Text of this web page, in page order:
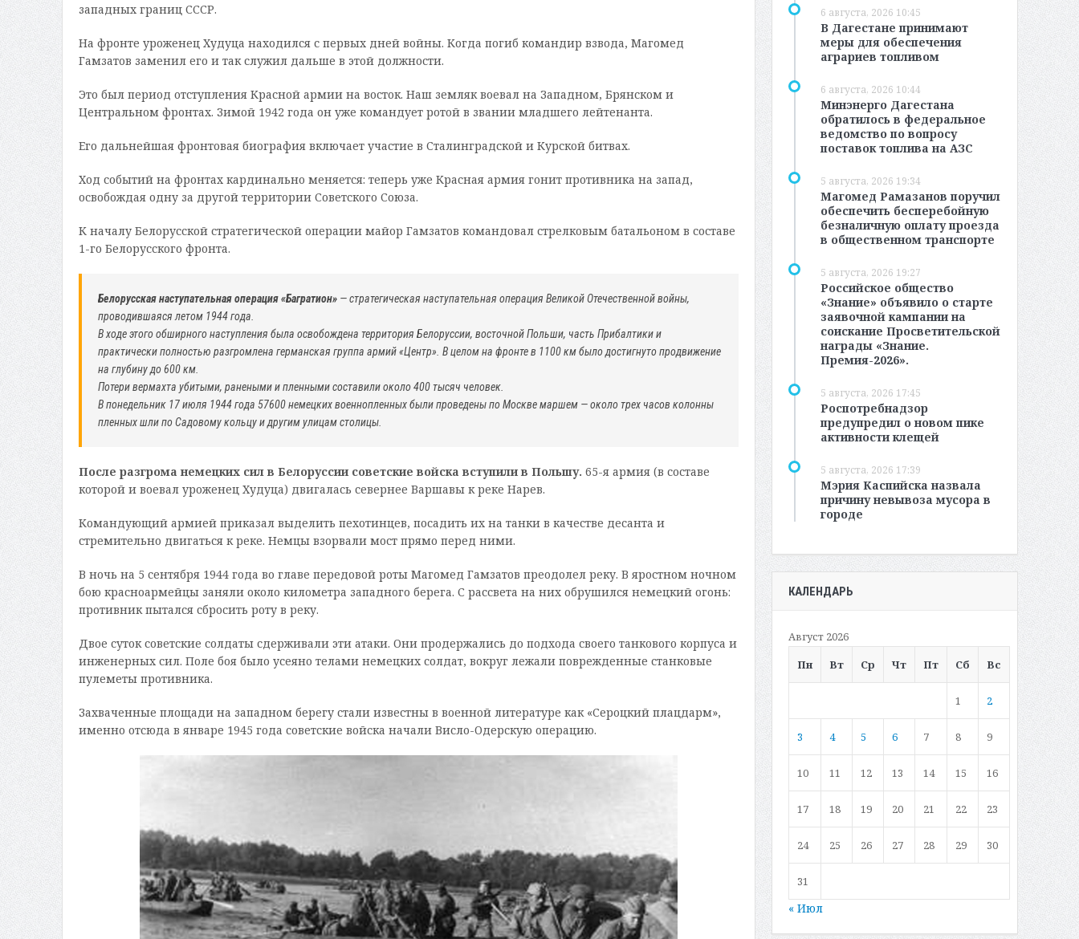
западных границ СССР.
На фронте уроженец Худуца находился с первых дней войны. Когда погиб командир взвода, Магомед
Гамзатов заменил его и так служил дальше в этой должности.
Это был период отступления Красной армии на восток. Наш земляк воевал на Западном, Брянском и
Центральном фронтах. Зимой 1942 года он уже командует ротой в звании младшего лейтенанта.
Его дальнейшая фронтовая биография включает участие в Сталинградской и Курской битвах.
Ход событий на фронтах кардинально меняется: теперь уже Красная армия гонит противника на запад,
освобождая одну за другой территории Советского Союза.
К началу Белорусской стратегической операции майор Гамзатов командовал стрелковым батальоном в составе
1-го Белорусского фронта.
Белорусская наступательная операция «Багратион»— стратегическая наступательная операция Великой Отечественной войны,
проводившаяся летом 1944 года.
В ходе этого обширного наступления была освобождена территория Белоруссии, восточной Польши, часть Прибалтики и
практически полностью разгромлена германская группа армий «Центр». В целом на фронте в 1100 км было достигнуто продвижение
на глубину до 600 км.
Потери вермахта убитыми, ранеными и пленными составили около 400 тысяч человек.
В понедельник 17 июля 1944 года 57600 немецких военнопленных были проведены по Москве маршем — около трех часов колонны
пленных шли по Садовому кольцу и другим улицам столицы.
После разгрома немецких сил в Белоруссии советские войска вступили в Польшу. 65-я армия (в составе
которой и воевал уроженец Худуца) двигалась севернее Варшавы к реке Нарев.
Командующий армией приказал выделить пехотинцев, посадить их на танки в качестве десанта и
стремительно двигаться к реке. Немцы взорвали мост прямо перед ними.
В ночь на 5 сентября 1944 года во главе передовой роты Магомед Гамзатов преодолел реку. В яростном ночном
бою красноармейцы заняли около километра западного берега. С рассвета на них обрушился немецкий огонь:
противник пытался сбросить роту в реку.
Двое суток советские солдаты сдерживали эти атаки. Они продержались до подхода своего танкового корпуса и
инженерных сил. Поле боя было усеяно телами немецких солдат, вокруг лежали поврежденные станковые
пулеметы противника.
Захваченные площади на западном берегу стали известны в военной литературе как «Сероцкий плацдарм»,
именно отсюда в январе 1945 года советские войска начали Висло-Одерскую операцию.
6 августа, 2026 10:45
В Дагестане принимают
меры для обеспечения
аграриев топливом
6 августа, 2026 10:44
Минэнерго Дагестана
обратилось в федеральное
ведомство по вопросу
поставок топлива на АЗС
5 августа, 2026 19:34
Магомед Рамазанов поручил
обеспечить бесперебойную
безналичную оплату проезда
в общественном транспорте
5 августа, 2026 19:27
Российское общество
«Знание» объявило о старте
заявочной кампании на
соискание Просветительской
награды «Знание.
Премия-2026».
5 августа, 2026 17:45
Роспотребнадзор
предупредил о новом пике
активности клещей
5 августа, 2026 17:39
Мэрия Каспийска назвала
причину невывоза мусора в
городе
КАЛЕНДАРЬ
Август 2026
Пн
Вт Ср Чт Пт Сб Вс
1 2
3 4 5 6 7 8 9
10 11 12 13 14 15 16
17 18 19 20 21 22 23
24 25 26 27 28 29 30
31
« Июл